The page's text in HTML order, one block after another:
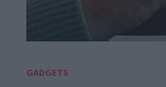
GADGETS